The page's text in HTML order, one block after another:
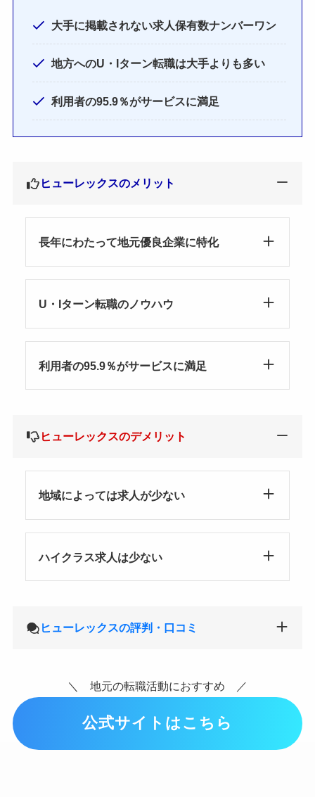
大手に掲載されない求人保有数ナンバーワン
地方へのU・Iターン転職は大手よりも多い
利用者の95.9％がサービスに満足
ヒューレックスのメリット
長年にわたって地元優良企業に特化
U・Iターン転職のノウハウ
利用者の95.9％がサービスに満足
ヒューレックスのデメリット
地域によっては求人が少ない
ハイクラス求人は少ない
ヒューレックスの評判・口コミ
＼ 地元の転職活動におすすめ ／
公式サイトはこちら